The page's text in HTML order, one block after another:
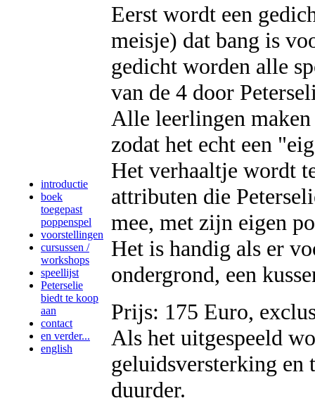
introductie
boek
toegepast
poppenspel
voorstellingen
cursussen /
workshops
speellijst
Peterselie
biedt te koop
aan
contact
en verder...
english
Eerst wordt een
meisje) dat bang is
gedicht worden alle
van de 4 door
Alle leerlingen
zodat het echt een
Het verhaaltje wordt
attributen die
mee, met zijn eigen
Het is handig als er
ondergrond, een
Prijs: 175 Euro,
Als het uitgespeeld
geluidsversterking
duurder.